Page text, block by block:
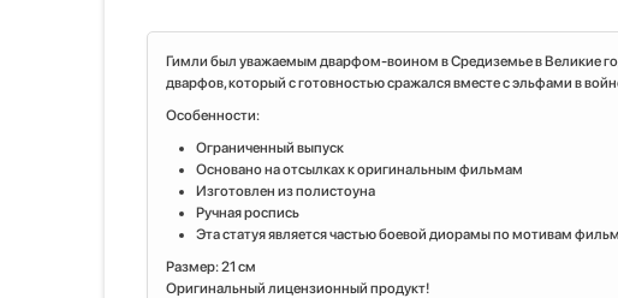
Гимли был уважаемым дварфом-воином в Средиземье в Великие
дварфов, который с готовностью сражался вместе с эльфами в
Особенности:
Ограниченный выпуск
Основано на отсылках к оригинальным фильмам
Изготовлен из полистоуна
Ручная роспись
Эта статуя является частью боевой диорамы по мотивам
Размер: 21 см
Оригинальный лицензионный продукт!